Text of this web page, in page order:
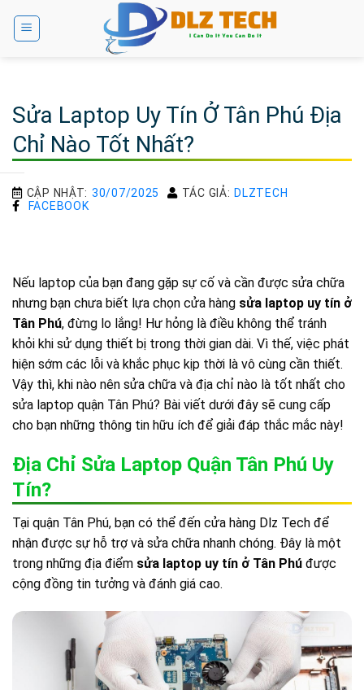
Sửa Laptop Uy Tín Ở Tân Phú Địa
Chỉ Nào Tốt Nhất?
CẬP NHẬT: 30/07/2025 TÁC GIẢ: DLZTECH
FACEBOOK
Nếu laptop của bạn đang gặp sự cố và cần được sửa chữa
nhưng bạn chưa biết lựa chọn cửa hàng sửa laptop uy tín ở
Tân Phú, đừng lo lắng! Hư hỏng là điều không thể tránh
khỏi khi sử dụng thiết bị trong thời gian dài. Vì thế, việc phát
hiện sớm các lỗi và khắc phục kịp thời là vô cùng cần thiết.
Vậy thì, khi nào nên sửa chữa và địa chỉ nào là tốt nhất cho
sửa laptop quận Tân Phú? Bài viết dưới đây sẽ cung cấp
cho bạn những thông tin hữu ích để giải đáp thắc mắc này!
Địa Chỉ Sửa Laptop Quận Tân Phú Uy
Tín?
Tại quận Tân Phú, bạn có thể đến cửa hàng Dlz Tech để
nhận được sự hỗ trợ và sửa chữa nhanh chóng. Đây là một
trong những địa điểm sửa laptop uy tín ở Tân Phú được
cộng đồng tin tưởng và đánh giá cao.